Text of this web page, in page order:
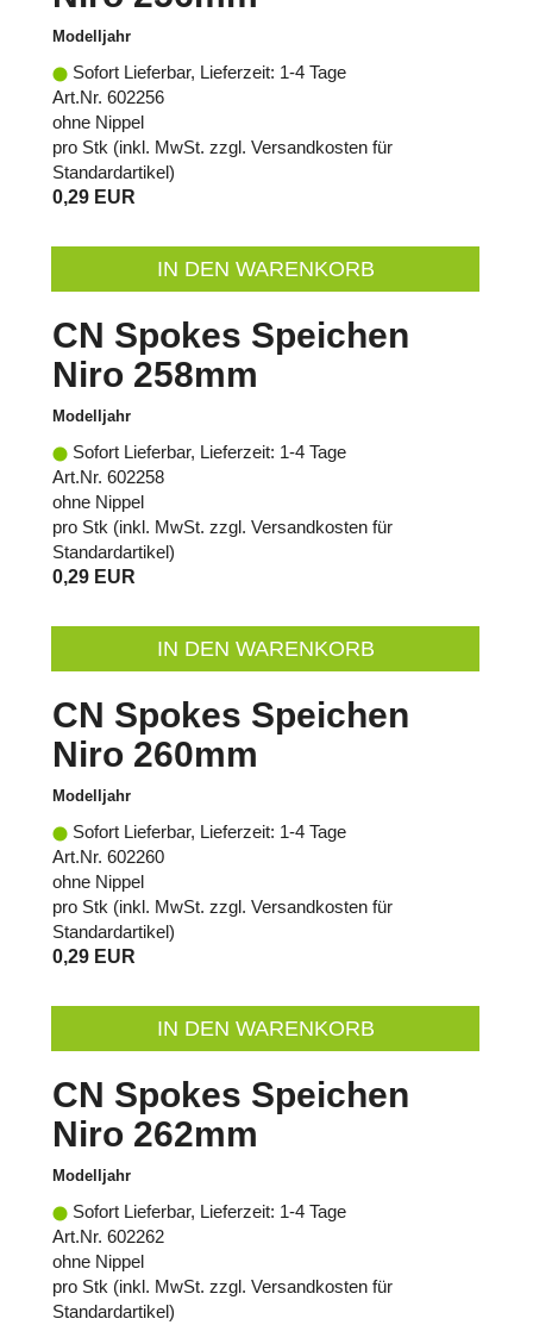
Modelljahr
Sofort Lieferbar, Lieferzeit: 1-4 Tage
Art.Nr. 602256
ohne Nippel
pro Stk (inkl. MwSt. zzgl. Versandkosten für
Standardartikel)
0,29 EUR
IN DEN WARENKORB
CN Spokes Speichen
Niro 258mm
Modelljahr
Sofort Lieferbar, Lieferzeit: 1-4 Tage
Art.Nr. 602258
ohne Nippel
pro Stk (inkl. MwSt. zzgl. Versandkosten für
Standardartikel)
0,29 EUR
IN DEN WARENKORB
CN Spokes Speichen
Niro 260mm
Modelljahr
Sofort Lieferbar, Lieferzeit: 1-4 Tage
Art.Nr. 602260
ohne Nippel
pro Stk (inkl. MwSt. zzgl. Versandkosten für
Standardartikel)
0,29 EUR
IN DEN WARENKORB
CN Spokes Speichen
Niro 262mm
Modelljahr
Sofort Lieferbar, Lieferzeit: 1-4 Tage
Art.Nr. 602262
ohne Nippel
pro Stk (inkl. MwSt. zzgl. Versandkosten für
Standardartikel)